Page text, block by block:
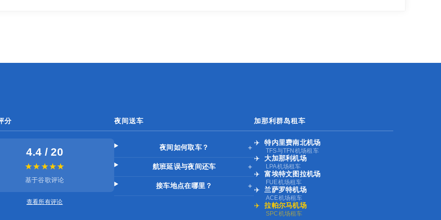
分
4.4 / 20
★★★★★
基于谷歌评论
查看所有评论
夜间送车
夜间如何取车？ ＋
航班延误与夜间还车 ＋
接车地点在哪里？ ＋
加那利群岛租车
✈️ 特内里费南北机场
TFS与TFN机场租车
✈️ 大加那利机场
LPA机场租车
✈️ 富埃特文图拉机场
FUE机场租车
✈️ 兰萨罗特机场
ACE机场租车
✈️ 拉帕尔马机场
SPC机场租车